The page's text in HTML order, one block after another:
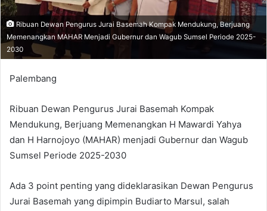
Ribuan Dewan Pengurus Jurai Basemah Kompak Mendukung, Berjuang
Memenangkan MAHAR Menjadi Gubernur dan Wagub Sumsel Periode 2025-
2030
Palembang
Ribuan Dewan Pengurus Jurai Basemah Kompak
Mendukung, Berjuang Memenangkan H Mawardi Yahya
dan H Harnojoyo (MAHAR) menjadi Gubernur dan Wagub
Sumsel Periode 2025-2030
Ada 3 point penting yang dideklarasikan Dewan Pengurus
Jurai Basemah yang dipimpin Budiarto Marsul, salah